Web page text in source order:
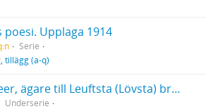
Upplaga 1914
Serie
tillägg (a-q)
Foto av Carl De Geer, ägare till Leuftsta (Lövsta) bruk
Underserie